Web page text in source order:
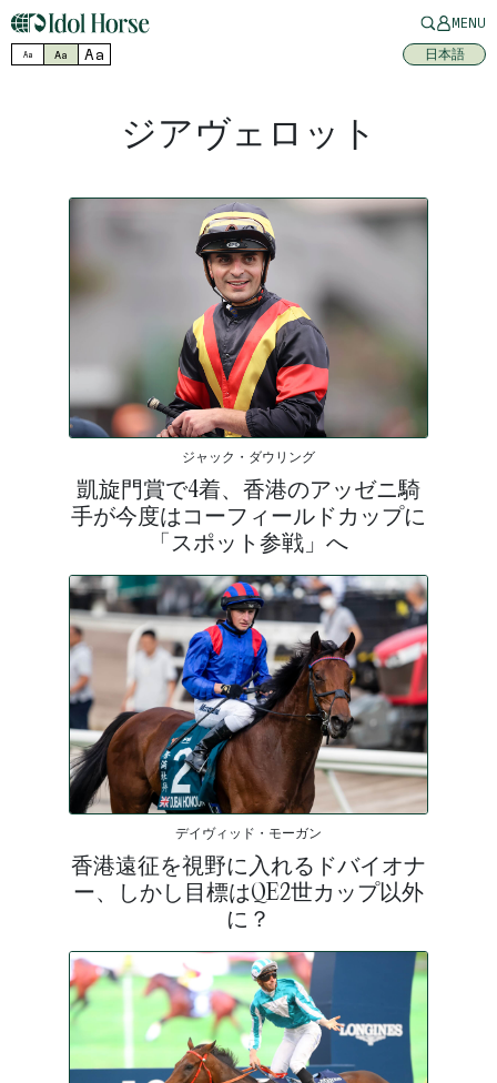
MENU
Aa Aa Aa 日本語
ジアヴェロット
ジャック・ダウリング
凱旋門賞で4着、香港のアッゼニ騎
手が今度はコーフィールドカップに
「スポット参戦」へ
デイヴィッド・モーガン
香港遠征を視野に入れるドバイオナ
ー、しかし目標はQE2世カップ以外
に？